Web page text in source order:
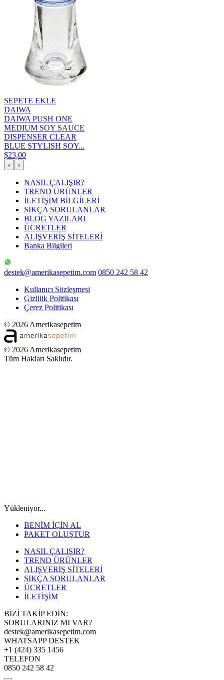
SEPETE EKLE
DAIWA
DAIWA PUSH ONE
MEDIUM SOY SAUCE
DISPENSER CLEAR
BLUE STYLISH SOY...
$23,00
‹ ›
NASIL ÇALIŞIR?
TREND ÜRÜNLER
İLETİŞİM BİLGİLERİ
SIKÇA SORULANLAR
BLOG YAZILARI
ÜCRETLER
ALIŞVERİŞ SİTELERİ
Banka Bilgileri
destek@amerikasepetim.com 0850 242 58 42
Kullanıcı Sözleşmesi
Gizlilik Politikası
Çerez Politikası
© 2026 Amerikasepetim
© 2026 Amerikasepetim
Tüm Hakları Saklıdır.
Yükleniyor...
BENİM İÇİN AL
PAKET OLUŞTUR
NASIL ÇALIŞIR?
TREND ÜRÜNLER
ALIŞVERİŞ SİTELERİ
SIKÇA SORULANLAR
ÜCRETLER
İLETİŞİM
BİZİ TAKİP EDİN:
SORULARINIZ MI VAR?
destek@amerikasepetim.com
WHATSAPP DESTEK
+1 (424) 335 1456
TELEFON
0850 242 58 42